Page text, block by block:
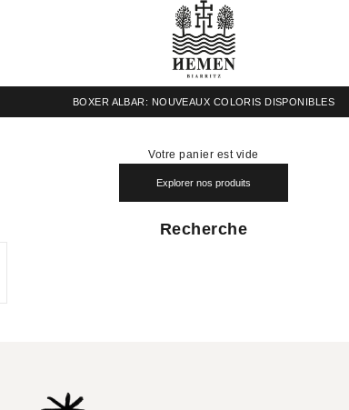
HEMEN biarritz
BOXER ALBAR: NOUVEAUX COLORIS DISPONIBLES
Votre panier est vide
Explorer nos produits
Recherche